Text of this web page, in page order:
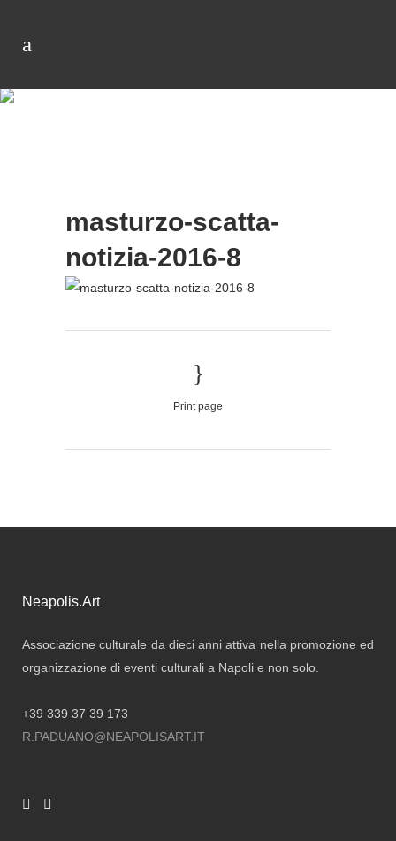
masturzo-scatta-
notizia-2016-8
Print page
Neapolis.Art
Associazione culturale da dieci anni attiva nella promozione ed
organizzazione di eventi culturali a Napoli e non solo.
+39 339 37 39 173
R.PADUANO@NEAPOLISART.IT